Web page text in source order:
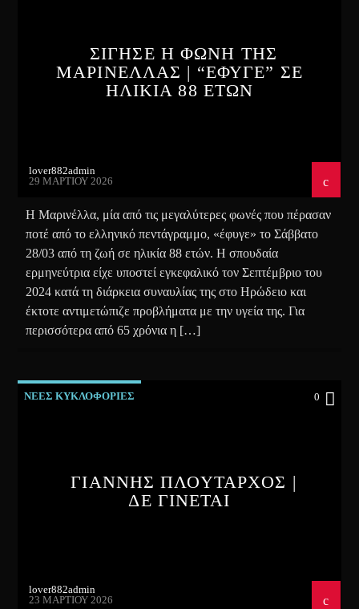
ΣΙΓΗΣΕ Η ΦΩΝΗ ΤΗΣ
ΜΑΡΙΝΕΛΛΑΣ | “ΕΦΥΓΕ” ΣΕ
ΗΛΙΚΙΑ 88 ΕΤΩΝ
lover882admin
29 ΜΑΡΤΊΟΥ 2026
Η Μαρινέλλα, μία από τις μεγαλύτερες φωνές που πέρασαν
ποτέ από το ελληνικό πεντάγραμμο, «έφυγε» το Σάββατο
28/03 από τη ζωή σε ηλικία 88 ετών. Η σπουδαία
ερμηνεύτρια είχε υποστεί εγκεφαλικό τον Σεπτέμβριο του
2024 κατά τη διάρκεια συναυλίας της στο Ηρώδειο και
έκτοτε αντιμετώπιζε προβλήματα με την υγεία της. Για
περισσότερα από 65 χρόνια η […]
ΝΕΕΣ ΚΥΚΛΟΦΟΡΙΕΣ 0
ΓΙΑΝΝΗΣ ΠΛΟΥΤΑΡΧΟΣ |
ΔΕ ΓΙΝΕΤΑΙ
lover882admin
23 ΜΑΡΤΊΟΥ 2026